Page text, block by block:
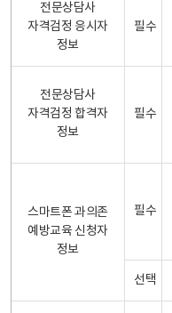
전문상담사
자격검정 응시자
정보
필수
전문상담사
자격검정 합격자
정보
필수
스마트폰 과의존
예방교육 신청자
정보
필수
선택